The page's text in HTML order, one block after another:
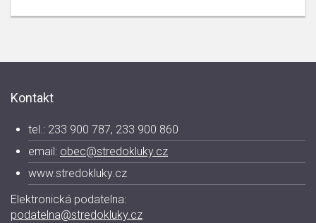
Kontakt
tel.: 233 900 787, 233 900 860
email: obec@stredokluky.cz
www.stredokluky.cz
Elektronická podatelna:
podatelna@stredokluky.cz